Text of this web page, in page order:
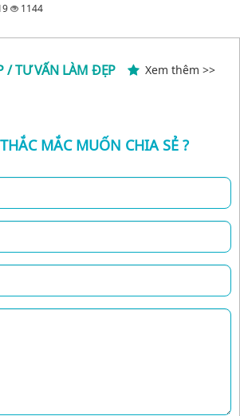
1144
/ TƯ VẤN LÀM ĐẸP Xem thêm >>
MẮC MUỐN CHIA SẺ ?